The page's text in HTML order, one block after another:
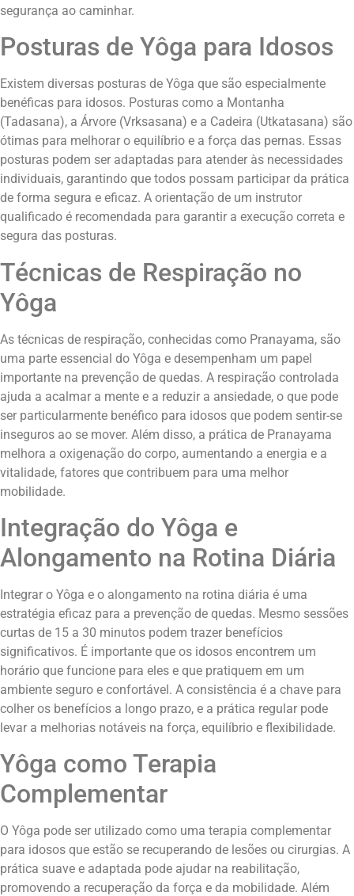
segurança ao caminhar.
Posturas de Yôga para Idosos
Existem diversas posturas de Yôga que são especialmente
benéficas para idosos. Posturas como a Montanha
(Tadasana), a Árvore (Vrksasana) e a Cadeira (Utkatasana) são
ótimas para melhorar o equilíbrio e a força das pernas. Essas
posturas podem ser adaptadas para atender às necessidades
individuais, garantindo que todos possam participar da prática
de forma segura e eficaz. A orientação de um instrutor
qualificado é recomendada para garantir a execução correta e
segura das posturas.
Técnicas de Respiração no
Yôga
As técnicas de respiração, conhecidas como Pranayama, são
uma parte essencial do Yôga e desempenham um papel
importante na prevenção de quedas. A respiração controlada
ajuda a acalmar a mente e a reduzir a ansiedade, o que pode
ser particularmente benéfico para idosos que podem sentir-se
inseguros ao se mover. Além disso, a prática de Pranayama
melhora a oxigenação do corpo, aumentando a energia e a
vitalidade, fatores que contribuem para uma melhor
mobilidade.
Integração do Yôga e
Alongamento na Rotina Diária
Integrar o Yôga e o alongamento na rotina diária é uma
estratégia eficaz para a prevenção de quedas. Mesmo sessões
curtas de 15 a 30 minutos podem trazer benefícios
significativos. É importante que os idosos encontrem um
horário que funcione para eles e que pratiquem em um
ambiente seguro e confortável. A consistência é a chave para
colher os benefícios a longo prazo, e a prática regular pode
levar a melhorias notáveis na força, equilíbrio e flexibilidade.
Yôga como Terapia
Complementar
O Yôga pode ser utilizado como uma terapia complementar
para idosos que estão se recuperando de lesões ou cirurgias. A
prática suave e adaptada pode ajudar na reabilitação,
promovendo a recuperação da força e da mobilidade. Além